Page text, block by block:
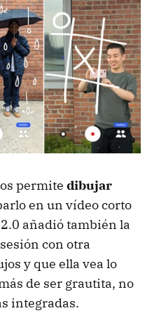
permite dibujar
en un vídeo corto
añadió también la
con otra
y que ella vea lo
de ser grautita, no
integradas.